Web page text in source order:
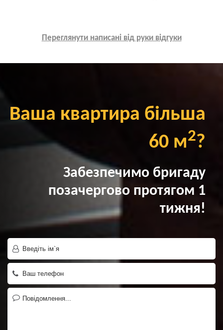
Переглянути написані від руки відгуки
Ваша квартира більша
60 м2?
Забезпечимо бригаду
позачергово протягом 1
тижня!